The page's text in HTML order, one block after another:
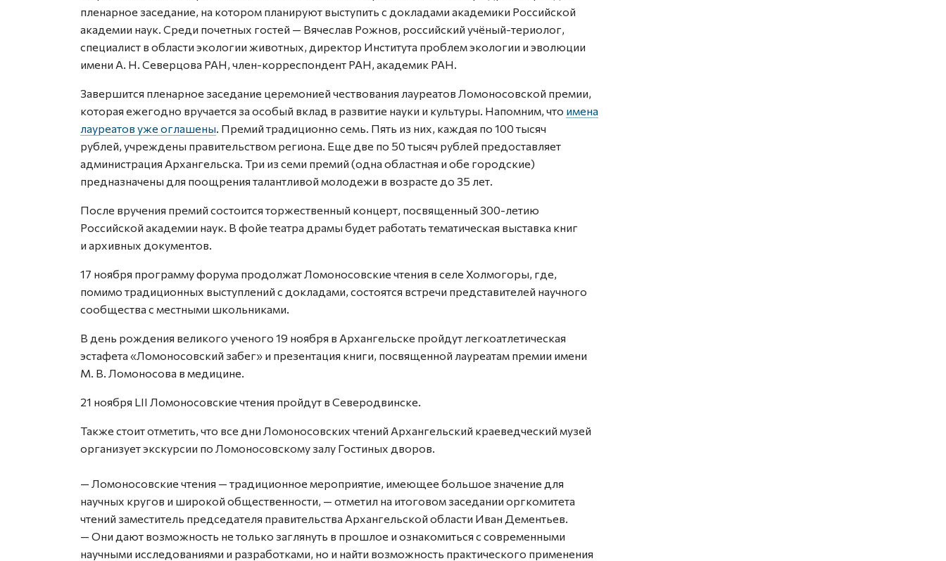
пленарное заседание, на котором планируют выступить с докладами академики Российской
академии наук. Среди почетных гостей — Вячеслав Рожнов, российский учёный-териолог,
специалист в области экологии животных, директор Института проблем экологии и эволюции
имени А. Н. Северцова РАН, член-корреспондент РАН, академик РАН.
Завершится пленарное заседание церемонией чествования лауреатов Ломоносовской премии,
которая ежегодно вручается за особый вклад в развитие науки и культуры. Напомним, что имена
лауреатов уже оглашены. Премий традиционно семь. Пять из них, каждая по 100 тысяч
рублей, учреждены правительством региона. Еще две по 50 тысяч рублей предоставляет
администрация Архангельска. Три из семи премий (одна областная и обе городские)
предназначены для поощрения талантливой молодежи в возрасте до 35 лет.
После вручения премий состоится торжественный концерт, посвященный 300-летию
Российской академии наук. В фойе театра драмы будет работать тематическая выставка книг
и архивных документов.
17 ноября программу форума продолжат Ломоносовские чтения в селе Холмогоры, где,
помимо традиционных выступлений с докладами, состоятся встречи представителей научного
сообщества с местными школьниками.
В день рождения великого ученого 19 ноября в Архангельске пройдут легкоатлетическая
эстафета «Ломоносовский забег» и презентация книги, посвященной лауреатам премии имени
М. В. Ломоносова в медицине.
21 ноября LII Ломоносовские чтения пройдут в Северодвинске.
Также стоит отметить, что все дни Ломоносовских чтений Архангельский краеведческий музей
организует экскурсии по Ломоносовскому залу Гостиных дворов.
— Ломоносовские чтения — традиционное мероприятие, имеющее большое значение для
научных кругов и широкой общественности, — отметил на итоговом заседании оргкомитета
чтений заместитель председателя правительства Архангельской области Иван Дементьев.
— Они дают возможность не только заглянуть в прошлое и ознакомиться с современными
научными исследованиями и разработками, но и найти возможность практического применения